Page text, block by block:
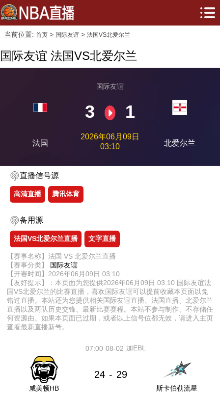
当前位置: 首页> 国际友谊> 法国VS北爱尔兰
国际友谊 法国VS北爱尔兰
法国
国际友谊
3 1
2026年06月09日
03:10
北爱尔兰
直播信号源
高清直播 腾讯体育
备用源
法国VS北爱尔兰直播 文字直播
【赛事名称】法国 VS 北爱尔兰直播
【赛事分类】 国际友谊
【开赛时间】2026年06月09日 03:10
【友好提示】：本页面为您提供2026年06月09日 03:10 国际友谊法
国VS北爱尔兰的比赛直播，喜欢国际友谊可以提前收藏本页面以免
错过直播。本站还为您提供相关国际友谊直播、法国直播、北爱尔兰
直播以及两队历史交锋、最新比赛赛程。本站不参与制作、不存储任
何资源由。如果本页面已过期，或者以上信号位都无效，请进入主页
查看最新直播新号。
08-02
07:00 加EBL
咸美顿HB
24 - 29
斯卡伯勒流星